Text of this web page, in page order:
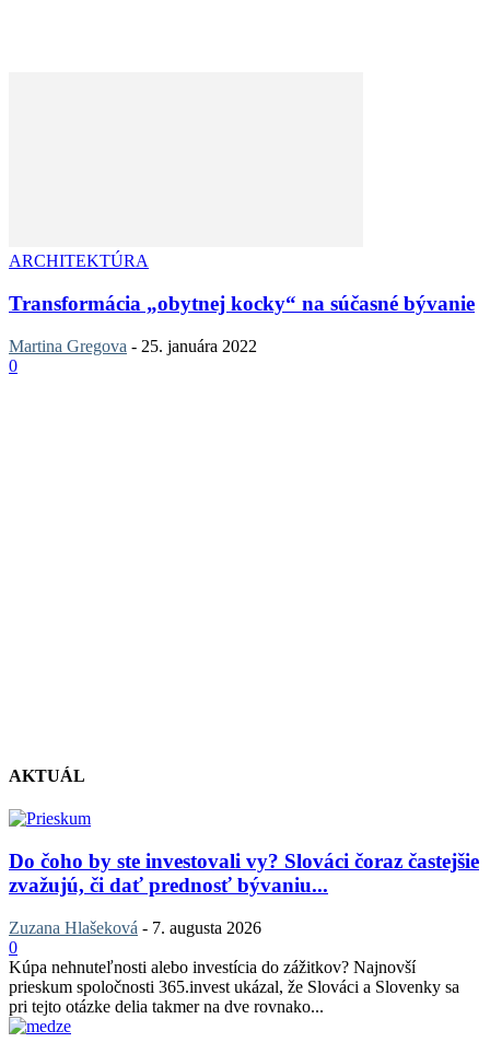
ARCHITEKTÚRA
Transformácia „obytnej kocky“ na súčasné bývanie
Martina Gregova - 25. januára 2022
0
AKTUÁL
Do čoho by ste investovali vy? Slováci čoraz častejšie
zvažujú, či dať prednosť bývaniu...
Zuzana Hlašeková - 7. augusta 2026
0
Kúpa nehnuteľnosti alebo investícia do zážitkov? Najnovší
prieskum spoločnosti 365.invest ukázal, že Slováci a Slovenky sa
pri tejto otázke delia takmer na dve rovnako...